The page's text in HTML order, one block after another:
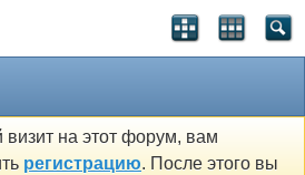
на этот форум, вам
регистрацию. После этого вы